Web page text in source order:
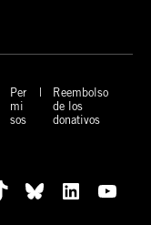
Per
mi
sos
Reembolso
de los
donativos
Bluesky LinkedIn YouTube